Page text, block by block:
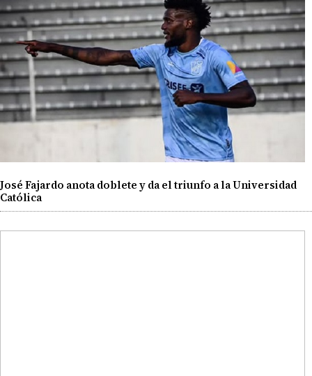
José Fajardo anota doblete y da el triunfo a la Universidad
Católica